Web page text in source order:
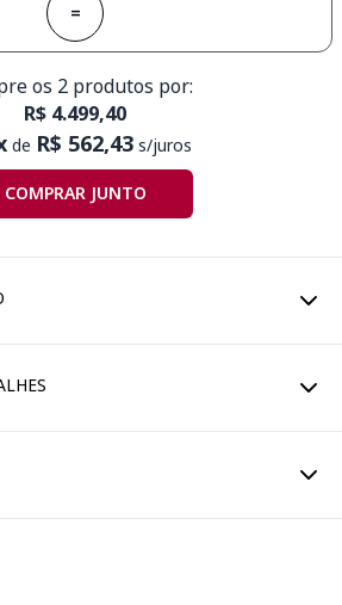
=
os 2 produtos por:
R$ 4.499,40
de R$ 562,43 s/juros
COMPRAR JUNTO